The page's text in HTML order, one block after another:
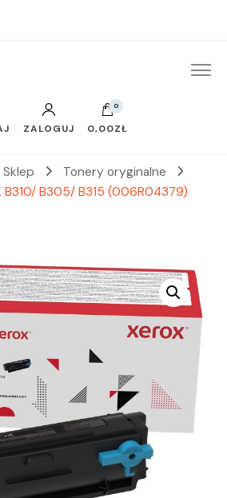
ZALOGUJ
0
0,00ZŁ
Sklep
Tonery oryginalne
B310/ B305/ B315 (006R04379)